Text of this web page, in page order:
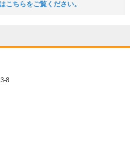
ちらをご覧ください。
8